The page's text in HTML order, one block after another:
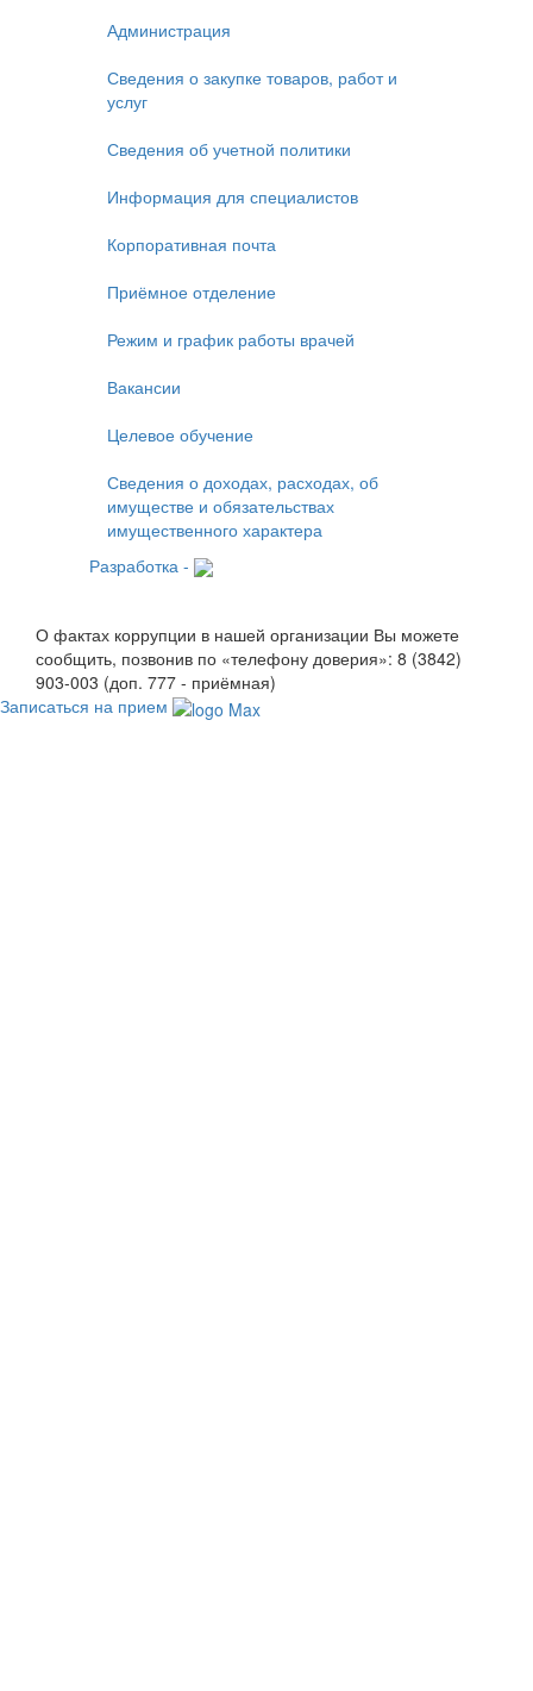
Администрация
Сведения о закупке товаров, работ и
услуг
Сведения об учетной политики
Информация для специалистов
Корпоративная почта
Приёмное отделение
Режим и график работы врачей
Вакансии
Целевое обучение
Сведения о доходах, расходах, об
имуществе и обязательствах
имущественного характера
Разработка -
О фактах коррупции в нашей организации Вы можете
сообщить, позвонив по «телефону доверия»: 8 (3842)
903-003 (доп. 777 - приёмная)
Записаться на прием